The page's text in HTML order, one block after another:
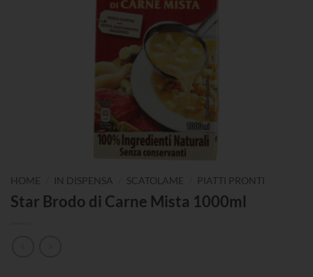
HOME IN DISPENSA SCATOLAME PIATTI PRONTI
Star Brodo di Carne Mista 1000ml